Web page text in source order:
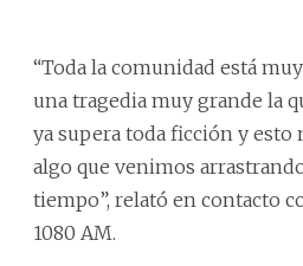
“Toda la comunidad está
una tragedia muy grande la
ya supera toda ficción y esto
algo que venimos
tiempo”, relató en contacto
1080 AM.